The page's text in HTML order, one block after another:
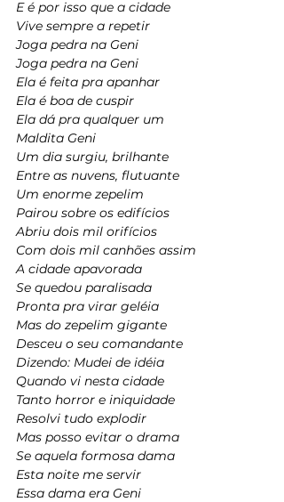
E é por isso que a cidade
Vive sempre a repetir
Joga pedra na Geni
Joga pedra na Geni
Ela é feita pra apanhar
Ela é boa de cuspir
Ela dá pra qualquer um
Maldita Geni
Um dia surgiu, brilhante
Entre as nuvens, flutuante
Um enorme zepelim
Pairou sobre os edifícios
Abriu dois mil orifícios
Com dois mil canhões assim
A cidade apavorada
Se quedou paralisada
Pronta pra virar geléia
Mas do zepelim gigante
Desceu o seu comandante
Dizendo: Mudei de idéia
Quando vi nesta cidade
Tanto horror e iniquidade
Resolvi tudo explodir
Mas posso evitar o drama
Se aquela formosa dama
Esta noite me servir
Essa dama era Geni